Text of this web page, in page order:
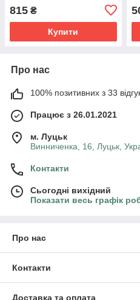
материнка)
815 ₴
Купити
Про нас
100% позитивних з 33
Працює з 26.01.2021
м. Луцьк
Винниченка, 16, Луцьк,
Контакти
Сьогодні вихідний
Показати весь графік
Про нас
Контакти
Доставка та оплата